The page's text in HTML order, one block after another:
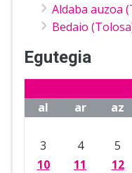
Aldaba auzoa
Bedaio
Egutegia
al
ar az
3
4 5
10
11 12